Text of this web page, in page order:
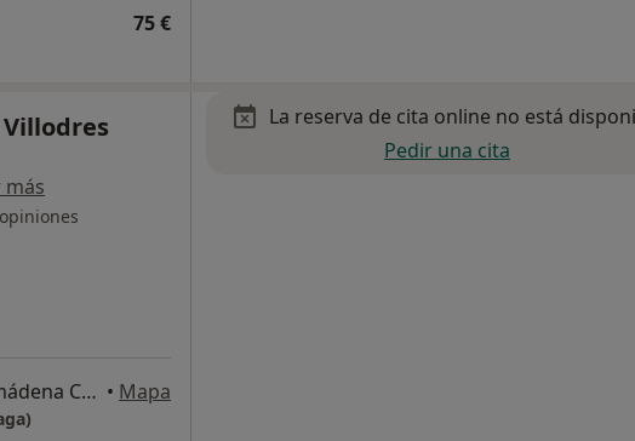
75 €
más
Calle los Cármenes, 11, Benalmádena Costa • Mapa
La reserva de cita online no está
Pedir una cita